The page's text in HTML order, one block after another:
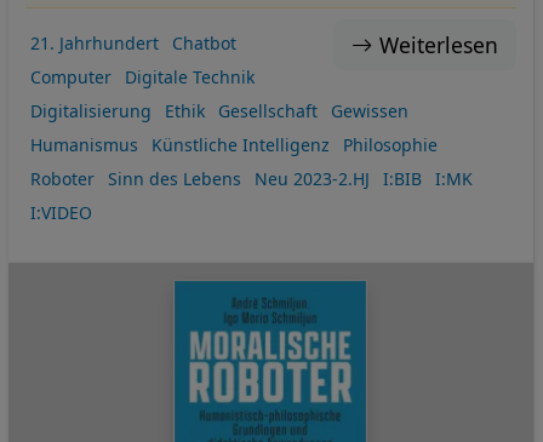
Weiterlesen
21. Jahrhundert
Chatbot
Computer
Digitale Technik
Digitalisierung
Ethik Gesellschaft
Gewissen
Humanismus
Künstliche Intelligenz
Philosophie
Roboter
Sinn des Lebens Neu 2023-2.HJ I:BIB
I:MK
I:VIDEO